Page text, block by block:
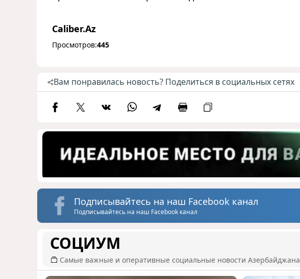
Caliber.Az
Просмотров:445
Вам понравилась новость? Поделиться в социальных сетях
Подписывайтесь на наш Facebook канал
Подписывайтесь на наш Facebook канал
СОЦИУМ
Самые важные и оперативные социальные новости Азербайджана